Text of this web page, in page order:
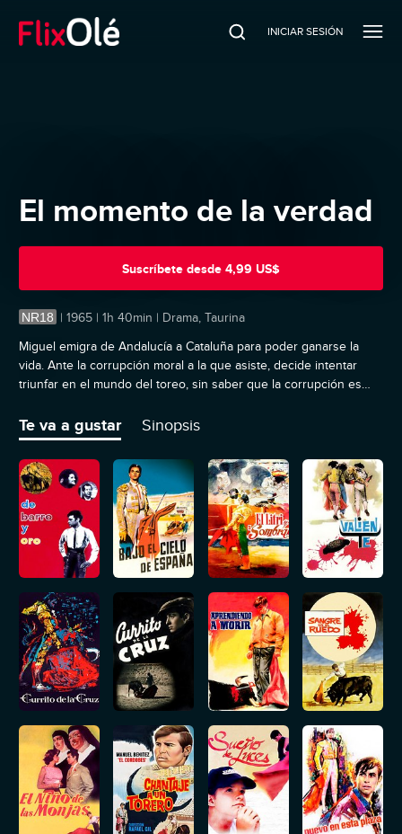
INICIAR SESIÓN
El momento de la verdad
Suscríbete desde 4,99 US$
NR18 | 1965 | 1h 40min | Drama, Taurina
Miguel emigra de Andalucía a Cataluña para poder ganarse la
vida. Ante la corrupción moral a la que asiste, decide intentar
triunfar en el mundo del toreo, sin saber que la corrupción es
Te va a gustar Sinopsis